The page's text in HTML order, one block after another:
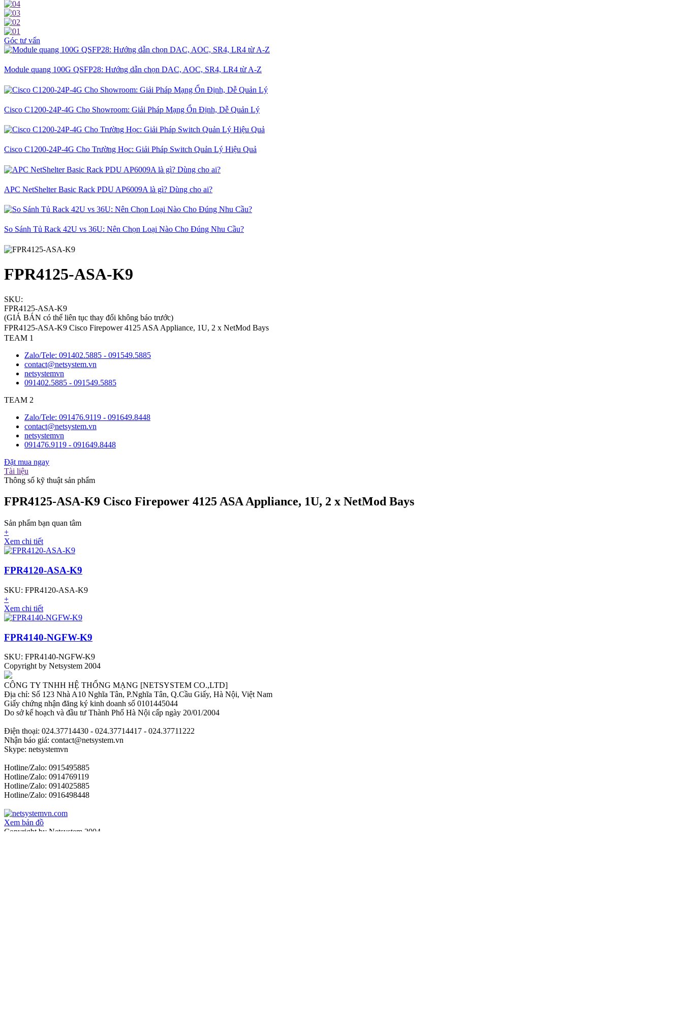
Góc tư vấn
Module quang 100G QSFP28: Hướng dẫn chọn DAC, AOC, SR4, LR4 từ A-Z
Cisco C1200-24P-4G Cho Showroom: Giải Pháp Mạng Ổn Định, Dễ Quản Lý
Cisco C1200-24P-4G Cho Trường Học: Giải Pháp Switch Quản Lý Hiệu Quả
APC NetShelter Basic Rack PDU AP6009A là gì? Dùng cho ai?
So Sánh Tủ Rack 42U vs 36U: Nên Chọn Loại Nào Cho Đúng Nhu Cầu?
FPR4125-ASA-K9
SKU:
FPR4125-ASA-K9
(GIÁ BÁN có thể liên tục thay đổi không báo trước)
FPR4125-ASA-K9 Cisco Firepower 4125 ASA Appliance, 1U, 2 x NetMod Bays
TEAM 1
Zalo/Tele: 091402.5885 - 091549.5885
contact@netsystem.vn
netsystemvn
091402.5885 - 091549.5885
TEAM 2
Zalo/Tele: 091476.9119 - 091649.8448
contact@netsystem.vn
netsystemvn
091476.9119 - 091649.8448
Đặt mua ngay
Tài liệu
Thông số kỹ thuật sản phẩm
FPR4125-ASA-K9 Cisco Firepower 4125 ASA Appliance, 1U, 2 x NetMod Bays
Sản phẩm bạn quan tâm
+
Xem chi tiết
FPR4120-ASA-K9
SKU: FPR4120-ASA-K9
+
Xem chi tiết
FPR4140-NGFW-K9
SKU: FPR4140-NGFW-K9
Copyright by Netsystem 2004
CÔNG TY TNHH HỆ THỐNG MẠNG [NETSYSTEM CO.,LTD]
Địa chỉ: Số 123 Nhà A10 Nghĩa Tân, P.Nghĩa Tân, Q.Cầu Giấy, Hà Nội, Việt Nam
Giấy chứng nhận đăng ký kinh doanh số 0101445044
Do sở kế hoạch và đầu tư Thành Phố Hà Nội cấp ngày 20/01/2004
Điện thoại: 024.37714430 - 024.37714417 - 024.37711222
Nhận báo giá: contact@netsystem.vn
Skype: netsystemvn
Hotline/Zalo: 0915495885
Hotline/Zalo: 0914769119
Hotline/Zalo: 0914025885
Hotline/Zalo: 0916498448
Xem bản đồ
Copyright by Netsystem 2004